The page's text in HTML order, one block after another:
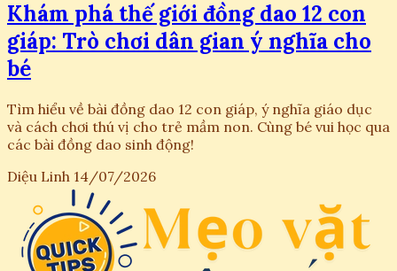
Khám phá thế giới đồng dao 12 con
giáp: Trò chơi dân gian ý nghĩa cho
bé
Tìm hiểu về bài đồng dao 12 con giáp, ý nghĩa giáo dục
và cách chơi thú vị cho trẻ mầm non. Cùng bé vui học qua
các bài đồng dao sinh động!
Diệu Linh 14/07/2026